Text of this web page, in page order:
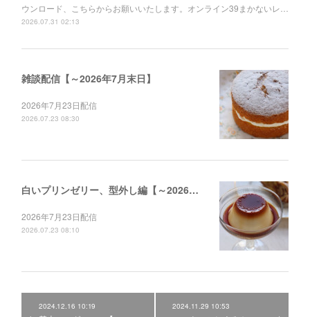
ウンロード、こちらからお願いいたします。オンライン39まかないレ…
2026.07.31 02:13
雑談配信【～2026年7月末日】
2026年7月23日配信
2026.07.23 08:30
白いプリンゼリー、型外し編【～2026年12月末日】
2026年7月23日配信
2026.07.23 08:10
2024.12.16 10:19 2024.11.29 10:53